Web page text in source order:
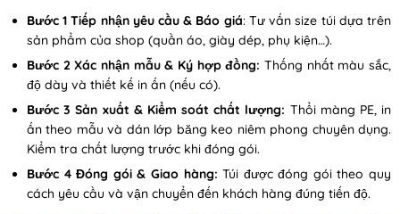
Bước 1 Tiếp nhận yêu cầu & Báo giá: Tư vấn size túi dựa trên
sản phẩm của shop (quần áo, giày dép, phụ kiện…).
Bước 2 Xác nhận mẫu & Ký hợp đồng: Thống nhất màu sắc,
độ dày và thiết kế in ấn (nếu có).
Bước 3 Sản xuất & Kiểm soát chất lượng: Thổi màng PE, in
ấn theo mẫu và dán lớp băng keo niêm phong chuyên dụng.
Kiểm tra chất lượng trước khi đóng gói.
Bước 4 Đóng gói & Giao hàng:Túi được đóng gói theo quy
cách yêu cầu và vận chuyển đến khách hàng đúng tiến độ.